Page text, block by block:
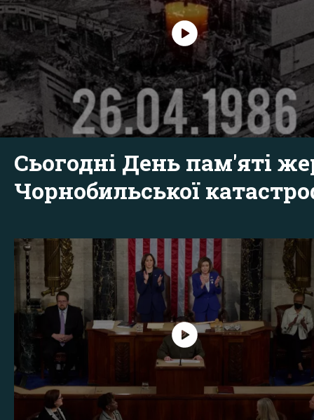
Сьогодні День пам'яті
Чорнобильської